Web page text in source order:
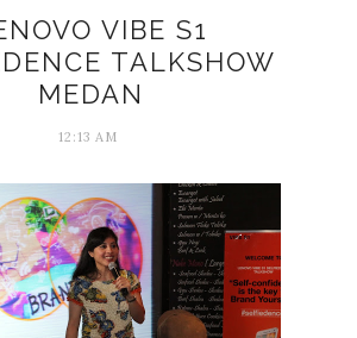
VIBE S1
TALKSHOW
MEDAN
12:13 AM